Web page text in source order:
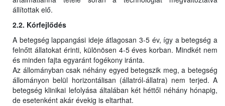
állítottak elő.
2.2. Kórfejlődés
A betegség lappangási ideje átlagosan 3-5 év, így a betegség a
felnőtt állatokat érinti, különösen 4-5 éves korban. Mindkét nem
és minden fajta egyaránt fogékony iránta.
Az állományban csak néhány egyed betegszik meg, a betegség
állományon belül horizontálisan (állatról-állatra) nem terjed. A
betegség klinikai lefolyása általában két héttől néhány hónapig,
de esetenként akár évekig is eltarthat.